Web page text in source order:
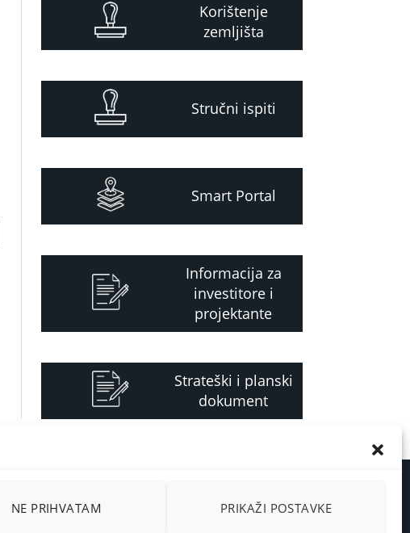
NE PRIHVATAM PRIKAŽI POSTAVKE
Korištenje
zemljišta
Stručni ispiti
Smart Portal
Informacija za
investitore i
projektante
Strateški i planski
dokument